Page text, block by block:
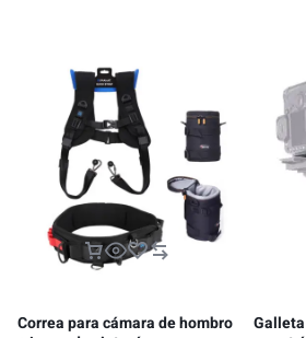
Correa para cámara de hombro